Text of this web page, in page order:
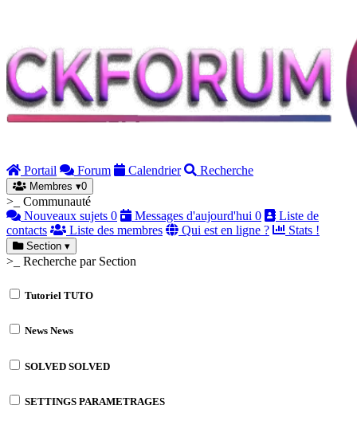
Portail Forum Calendrier Recherche
Membres ▾0
>_ Communauté
Nouveaux sujets 0 Messages d'aujourd'hui 0
Liste de
contacts
Liste des membres Qui est en ligne ? Stats !
Section ▾
>_ Recherche par Section
Tutoriel TUTO
News News
SOLVED SOLVED
SETTINGS PARAMETRAGES